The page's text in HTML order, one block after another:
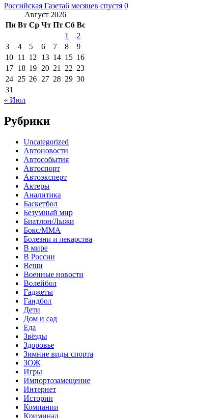
Российская Газета6 месяцев спустя 0
Август 2026
Пн Вт Ср Чт Пт Сб Вс
1
2
3
4 5 6 7 8
9
10 11 12 13 14 15 16
17 18 19 20 21 22 23
24 25 26 27 28 29 30
31
« Июл
Рубрики
Uncategorized
Автоновости
Автособытия
Автоспорт
Автоэксперт
Актеры
Аналитика
Баскетбол
Безумный мир
Биатлон/Лыжи
Бокс/MMA
Болезни и лекарства
В мире
В России
Вещи
Военные новости
Волейбол
Гаджеты
Гандбол
Дети
Дом и сад
Еда
Звёзды
Здоровье
Зимние виды спорта
ЗОЖ
Игры
Импортозамещение
Интернет
Истории
Компании
Криминал